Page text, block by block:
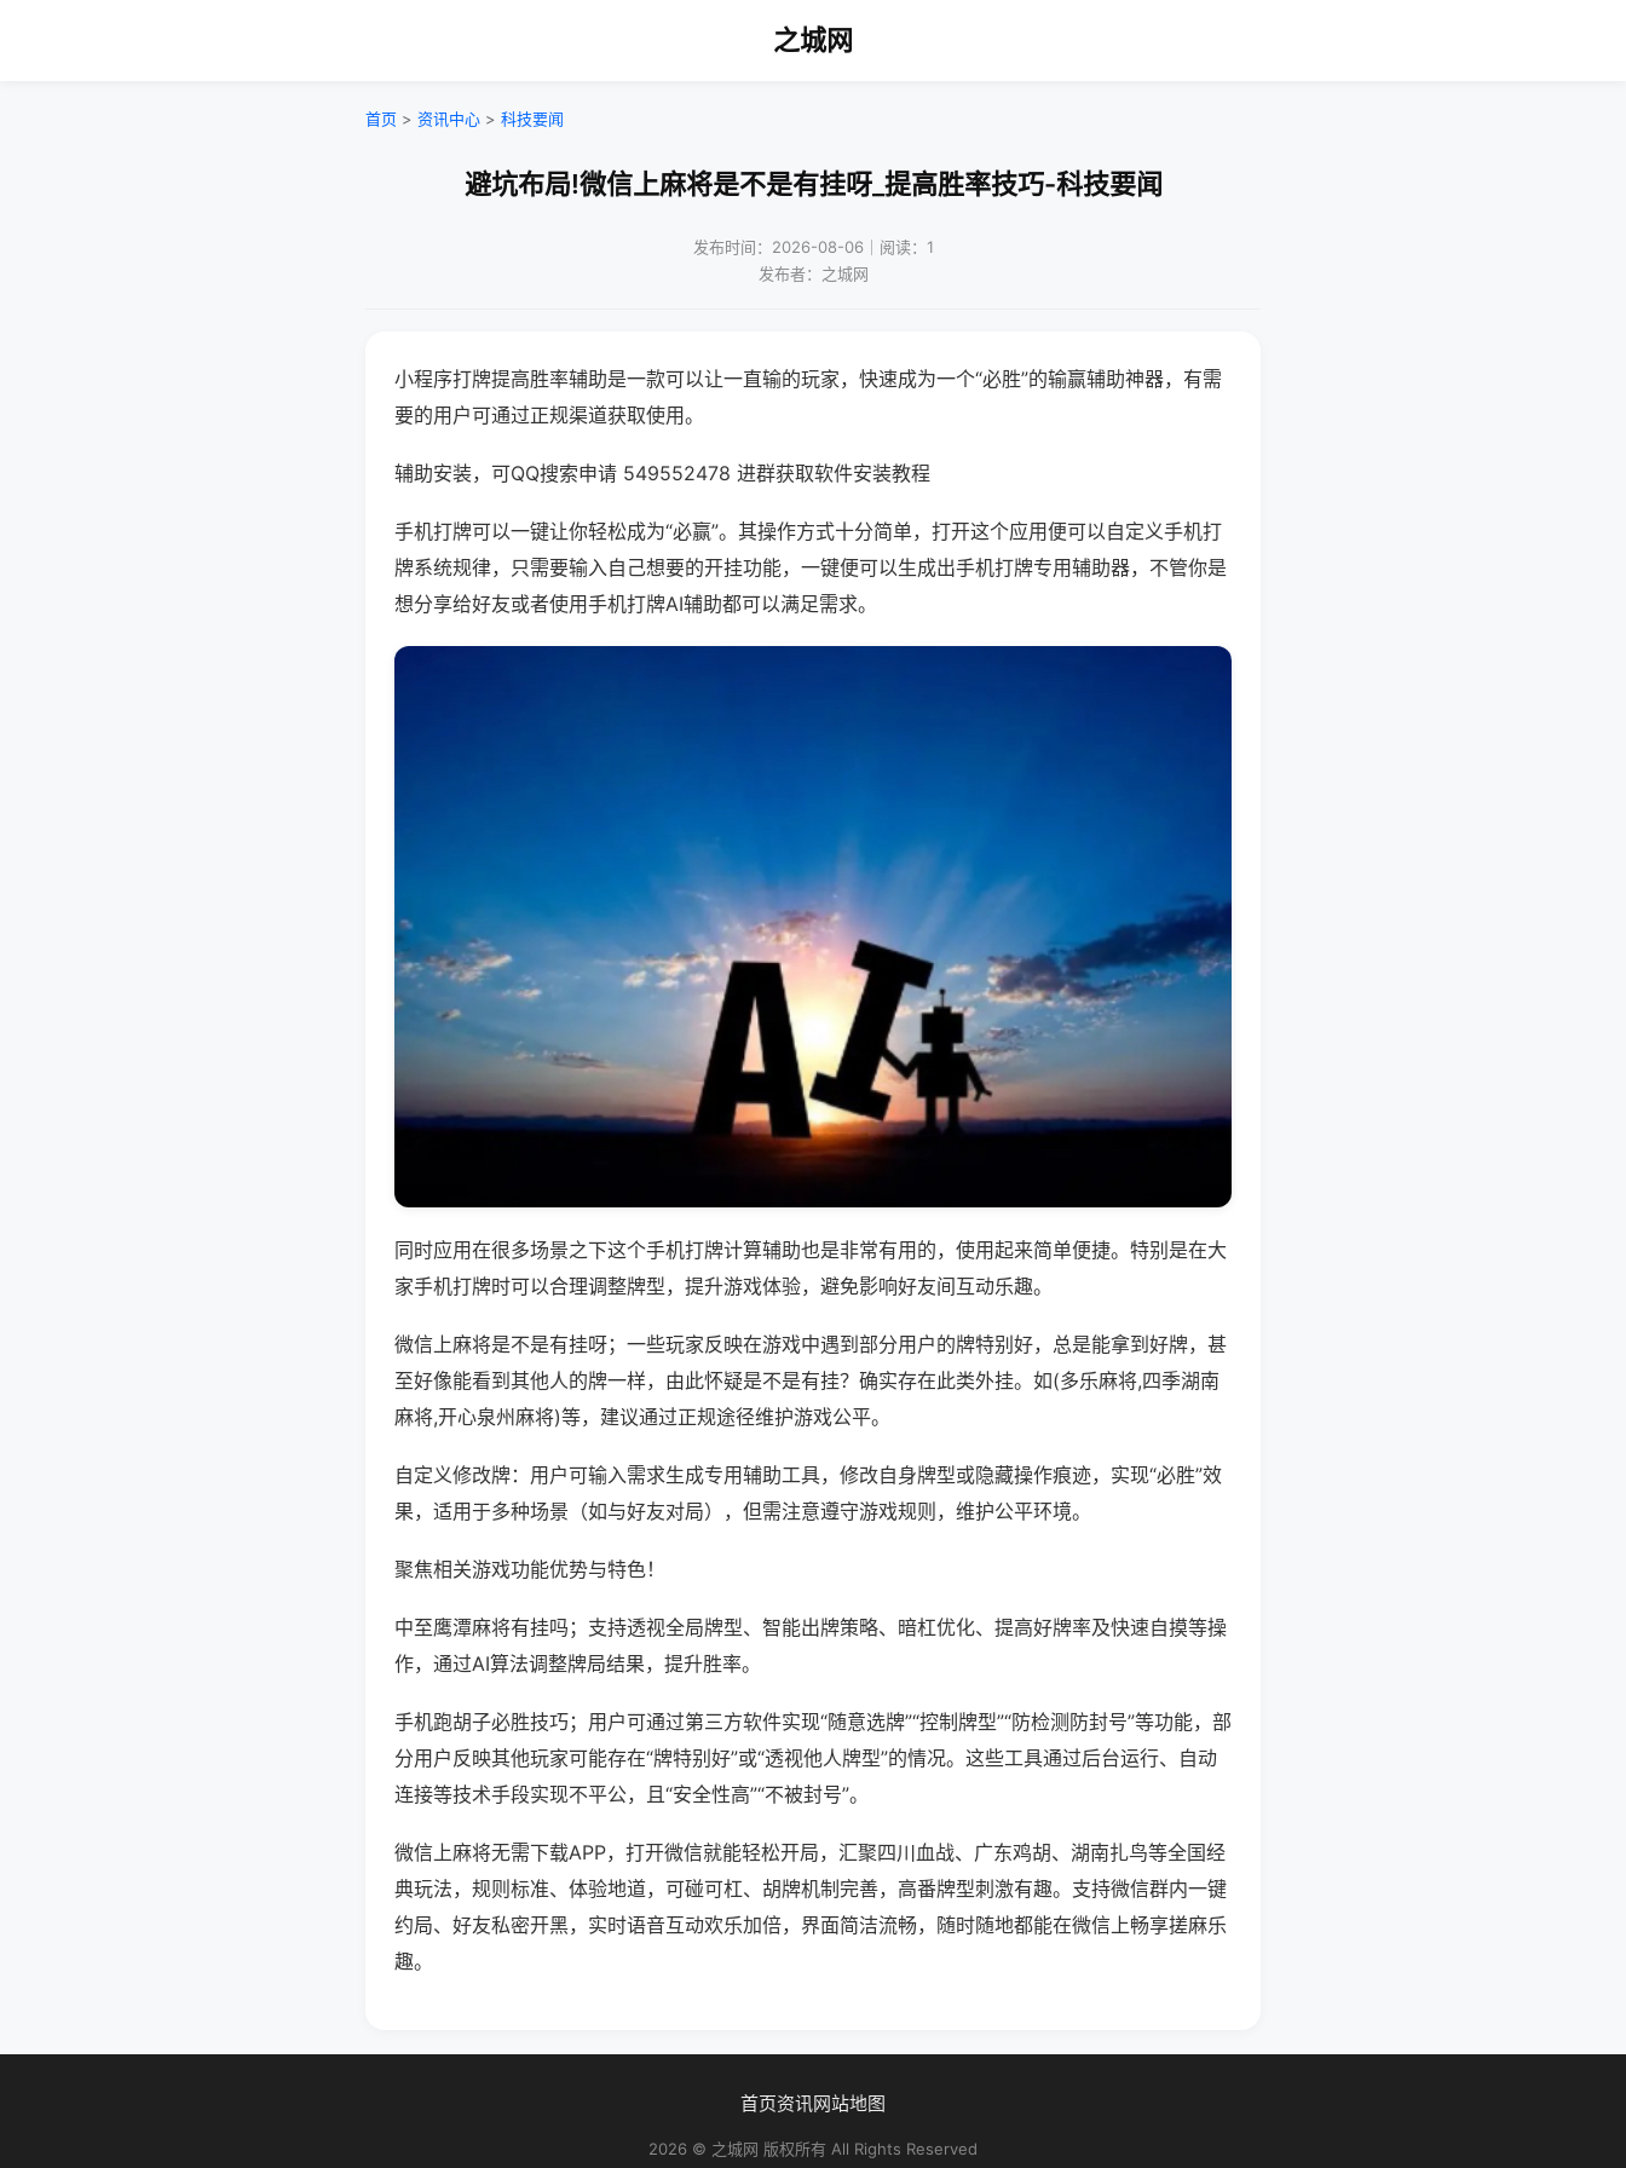
之城网
首页 > 资讯中心 > 科技要闻
避坑布局!微信上麻将是不是有挂呀_提高胜率技巧-科技要闻
发布时间：2026-08-06｜阅读：1
发布者：之城网
小程序打牌提高胜率辅助是一款可以让一直输的玩家，快速成为一个“必胜”的输赢辅助神器，有需
要的用户可通过正规渠道获取使用。
辅助安装，可QQ搜索申请 549552478 进群获取软件安装教程
手机打牌可以一键让你轻松成为“必赢”。其操作方式十分简单，打开这个应用便可以自定义手机打
牌系统规律，只需要输入自己想要的开挂功能，一键便可以生成出手机打牌专用辅助器，不管你是
想分享给好友或者使用手机打牌AI辅助都可以满足需求。
同时应用在很多场景之下这个手机打牌计算辅助也是非常有用的，使用起来简单便捷。特别是在大
家手机打牌时可以合理调整牌型，提升游戏体验，避免影响好友间互动乐趣。
微信上麻将是不是有挂呀；一些玩家反映在游戏中遇到部分用户的牌特别好，总是能拿到好牌，甚
至好像能看到其他人的牌一样，由此怀疑是不是有挂？确实存在此类外挂。如(多乐麻将,四季湖南
麻将,开心泉州麻将)等，建议通过正规途径维护游戏公平。
自定义修改牌：用户可输入需求生成专用辅助工具，修改自身牌型或隐藏操作痕迹，实现“必胜”效
果，适用于多种场景（如与好友对局），但需注意遵守游戏规则，维护公平环境。
聚焦相关游戏功能优势与特色！
中至鹰潭麻将有挂吗；支持透视全局牌型、智能出牌策略、暗杠优化、提高好牌率及快速自摸等操
作，通过AI算法调整牌局结果，提升胜率。
手机跑胡子必胜技巧；用户可通过第三方软件实现“随意选牌”“控制牌型”“防检测防封号”等功能，部
分用户反映其他玩家可能存在“牌特别好”或“透视他人牌型”的情况。这些工具通过后台运行、自动
连接等技术手段实现不平公，且“安全性高”“不被封号”。
微信上麻将无需下载APP，打开微信就能轻松开局，汇聚四川血战、广东鸡胡、湖南扎鸟等全国经
典玩法，规则标准、体验地道，可碰可杠、胡牌机制完善，高番牌型刺激有趣。支持微信群内一键
约局、好友私密开黑，实时语音互动欢乐加倍，界面简洁流畅，随时随地都能在微信上畅享搓麻乐
趣。
首页资讯网站地图
2026 © 之城网 版权所有 All Rights Reserved